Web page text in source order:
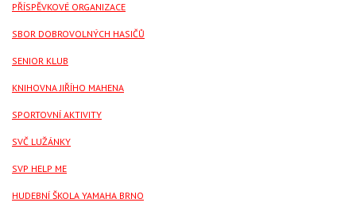
PŘÍSPĚVKOVÉ ORGANIZACE
SBOR DOBROVOLNÝCH HASIČŮ
SENIOR KLUB
KNIHOVNA JIŘÍHO MAHENA
SPORTOVNÍ AKTIVITY
SVČ LUŽÁNKY
SVP HELP ME
HUDEBNÍ ŠKOLA YAMAHA BRNO